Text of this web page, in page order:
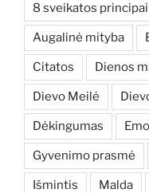
8 sveikatos principai
Augalinė mityba
Citatos Dienos
Dievo Meilė
Dėkingumas
Gyvenimo prasmė
Išmintis Malda